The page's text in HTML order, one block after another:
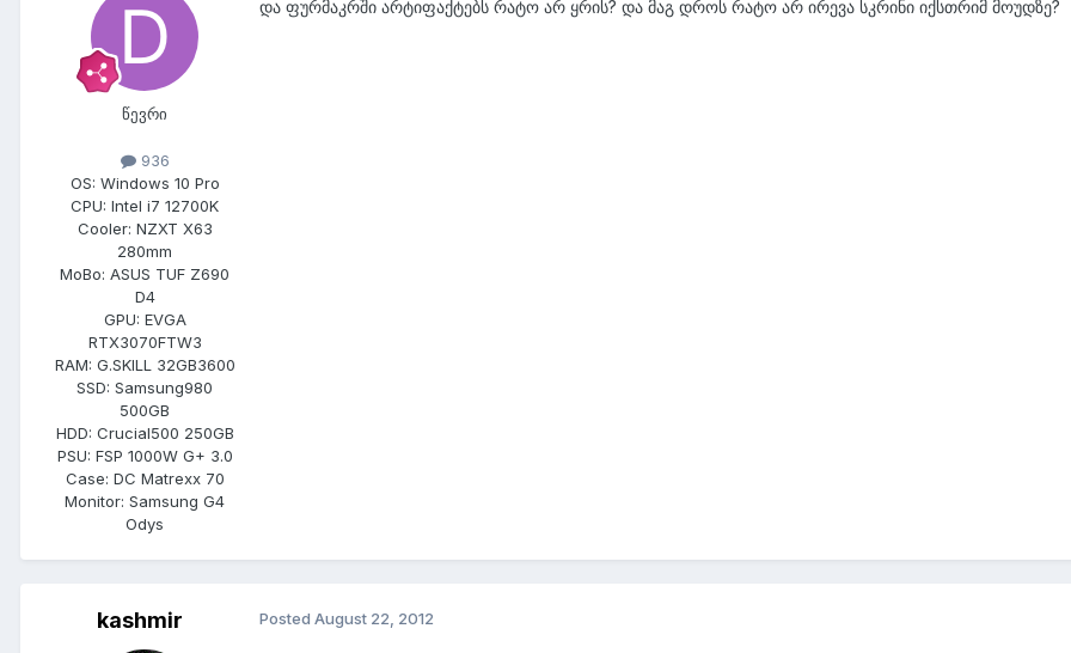
წევრი
936
OS: Windows 10 Pro
CPU: Intel i7 12700K
Cooler: NZXT X63
280mm
MoBo: ASUS TUF Z690
D4
GPU: EVGA
RTX3070FTW3
RAM: G.SKILL 32GB3600
SSD: Samsung980
500GB
HDD: Crucial500 250GB
PSU: FSP 1000W G+ 3.0
Case: DC Matrexx 70
Monitor: Samsung G4
Odys
და ფურმაკრში არტიფაქტებს რატო არ ყრის? და მაგ დროს რატო არ ირევა სკრინი იქსთრიმ მოუდზე?
kashmir Posted August 22, 2012